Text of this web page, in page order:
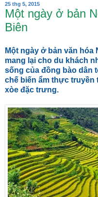
25 thg 5, 2015
Một ngày ở bản
Biên
Một ngày ở bản văn
mang lại cho du khách
sống của đồng bào dân
chế biến ẩm thực
xòe đặc trưng.